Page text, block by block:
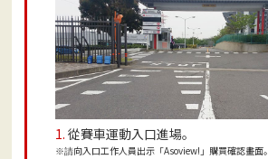
1. 從賽車運動入口進場。
※請向入口工作人員出示「Asoview!」購買確認畫面。